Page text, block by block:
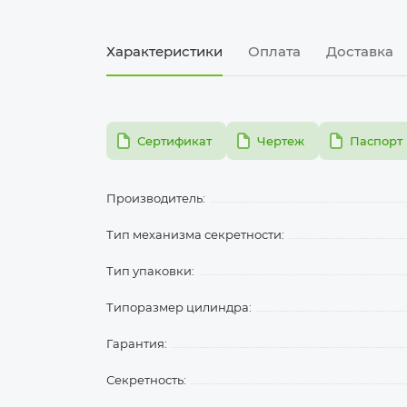
Характеристики Оплата Доставка
pdfСертификат pdfЧертеж pdfПаспорт
Производитель:
Тип механизма секретности:
Тип упаковки:
Типоразмер цилиндра:
Гарантия:
Секретность: